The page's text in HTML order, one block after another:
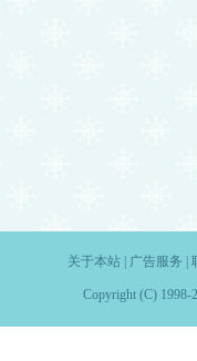
关于本站| 广告服务
Copyright (C) 1998-